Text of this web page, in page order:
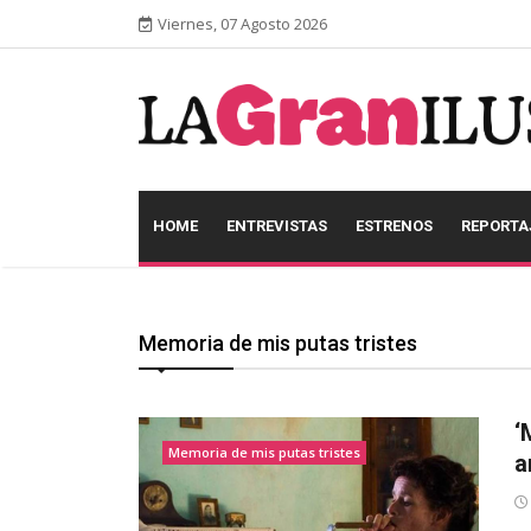
Viernes, 07 Agosto 2026
HOME ENTREVISTAS ESTRENOS
Memoria de mis putas tristes
Memoria de mis putas tristes